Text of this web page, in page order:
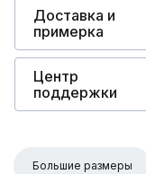
Доставка и
примерка
Центр
поддержки
Большие размеры